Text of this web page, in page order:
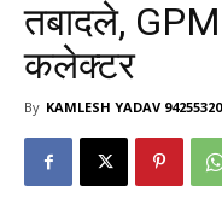
तबादले, GPM
कलेक्टर
By KAMLESH YADAV